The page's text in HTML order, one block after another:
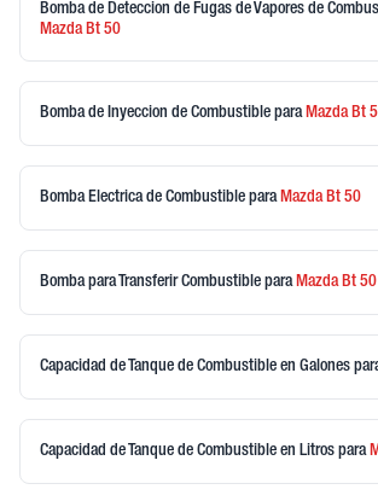
Bomba de Deteccion de Fugas de Vapores de
MazdaBt 50
Bomba de Inyeccion de Combustible para MazdaBt
Bomba Electrica de Combustible para MazdaBt 50
Bomba para Transferir Combustible para MazdaBt 50
Capacidad de Tanque de Combustible en Galones
Capacidad de Tanque de Combustible en Litros para